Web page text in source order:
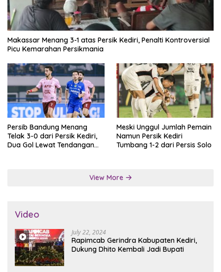
Makassar Menang 3-1 atas Persik Kediri, Penalti Kontroversial
Picu Kemarahan Persikmania
Persib Bandung Menang
Telak 3-0 dari Persik Kediri,
Dua Gol Lewat Tendangan
Meski Unggul Jumlah Pemain
Namun Persik Kediri
Tumbang 1-2 dari Persis Solo
View More
Video
July 22, 2024
Rapimcab Gerindra Kabupaten Kediri,
Dukung Dhito Kembali Jadi Bupati